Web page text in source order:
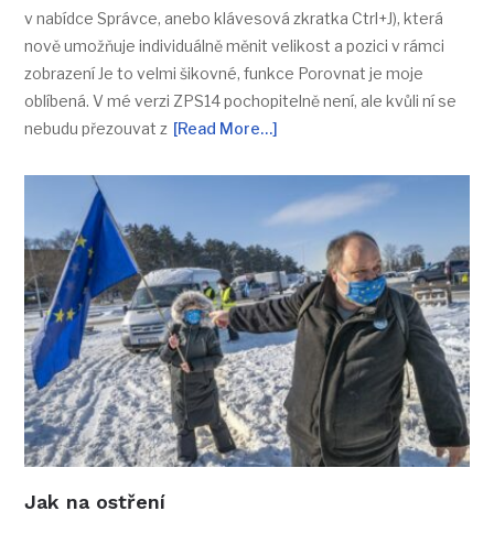
v nabídce Správce, anebo klávesová zkratka Ctrl+J), která
nově umožňuje individuálně měnit velikost a pozici v rámci
zobrazení Je to velmi šikovné, funkce Porovnat je moje
oblíbená. V mé verzi ZPS14 pochopitelně není, ale kvůli ní se
nebudu přezouvat z [Read More…]
Jak na ostření